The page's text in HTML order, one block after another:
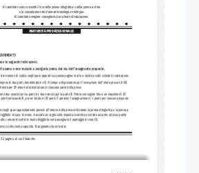
12 pagine, di cui 2 bianche.
le seguenti indicazioni.
e non iniziate a svolgerla prima del via dell'insegnante preposto.
numero di codice negli spazi appositi su questa pagina in alto a destra e sulle schede di valutazione.
di due parti, denominate A e B. Il tempo a disposizione per l'esecuzione dell'intera prova è di 60
dedicare 30 minuti alla risoluzione di ciascuna parte della prova.
due esercizi per la parte A e due esercizi per la parte B. Potete conseguire fino a un massimo di 15
nella parte B, per un totale di 30 punti. È prevista l'assegnazione di 1 punto per ciascuna risposta
negli spazi appositamente previsti all'interno della prova utilizzando la penna stilografica o la penna a
in caso di errore, tracciate un segno sulla risposta scorretta e scrivete accanto ad essa quella
correzioni scritte in modo illeggibile verrà assegnato il punteggio di zero (0).
e nelle vostre capacità. Vi auguriamo buon lavoro.
Al candidato sono consentiti l'uso della penna stilografica o della penna a sfera
e la consultazione dei dizionari monolingue e bilingue.
Al candidato vengono consegnate due schede di valutazione.
MATURITÀ PROFESSIONALE